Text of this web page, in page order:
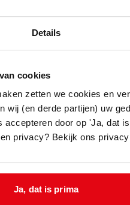
Details
cookies
zetten we cookies en
wij (en derde partijen) uw
accepteren door op 'Ja, dat
privacy? Bekijk ons
Ja, dat is prima